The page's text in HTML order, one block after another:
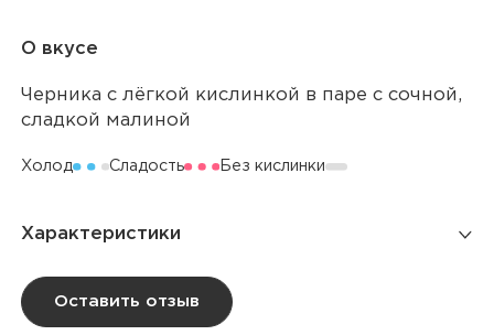
О вкусе
Черника с лёгкой кислинкой в паре с сочной,
сладкой малиной
Холод Сладость Без кислинки
Характеристики
Количество затяжек
Оставить отзыв